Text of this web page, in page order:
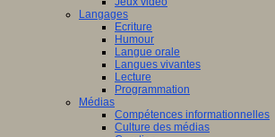
Langages
Ecriture
Humour
Langue orale
Langues vivantes
Lecture
Programmation
Médias
Compétences informationnelles
Culture des médias